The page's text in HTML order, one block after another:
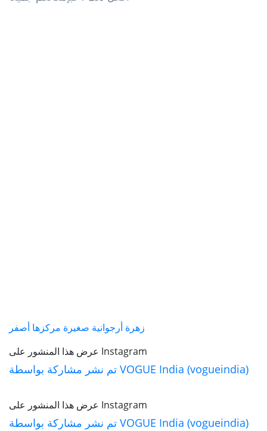
زهرة أرجوانية صغيرة مركزها أصفر
عرض هذا المنشور على Instagram
تم نشر مشاركة بواسطة VOGUE India (vogueindia)
عرض هذا المنشور على Instagram
تم نشر مشاركة بواسطة VOGUE India (vogueindia)